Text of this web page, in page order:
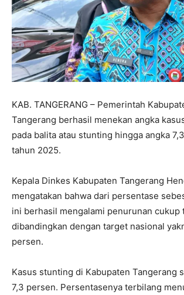
KAB. TANGERANG – Pemerintah
Tangerang berhasil menekan angka
pada balita atau stunting hingga angka
tahun 2025.
Kepala Dinkes Kabupaten Tangerang
mengatakan bahwa dari persentase
ini berhasil mengalami penurunan cukup
dibandingkan dengan target nasional
persen.
Kasus stunting di Kabupaten Tangerang
7,3 persen. Persentasenya terbilang